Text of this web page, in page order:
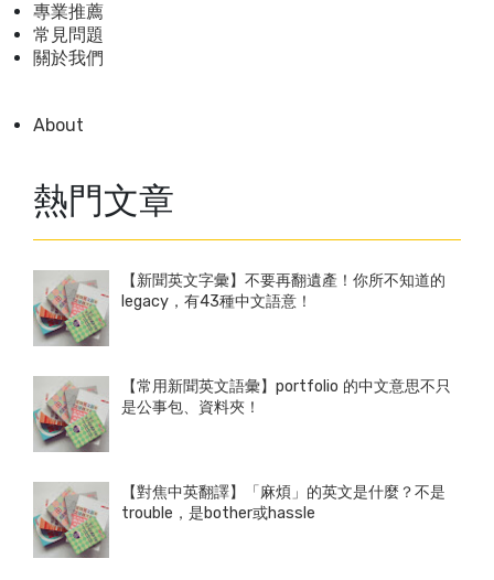
專業推薦
常見問題
關於我們
About
熱門文章
【新聞英文字彙】不要再翻遺產！你所不知道的
legacy，有43種中文語意！
【常用新聞英文語彙】portfolio 的中文意思不只
是公事包、資料夾！
【對焦中英翻譯】「麻煩」的英文是什麼？不是
trouble，是bother或hassle